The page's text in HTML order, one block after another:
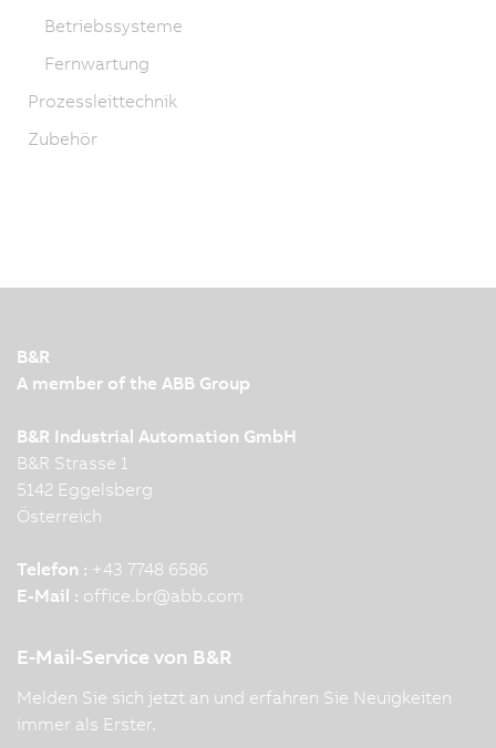
Betriebssysteme
Fernwartung
Prozessleittechnik
Zubehör
B&R
A member of the ABB Group
B&R Industrial Automation GmbH
B&R Strasse 1
5142 Eggelsberg
Österreich
Telefon : +43 7748 6586
E-Mail : office.br@abb.com
E-Mail-Service von B&R
Melden Sie sich jetzt an und erfahren Sie Neuigkeiten
immer als Erster.